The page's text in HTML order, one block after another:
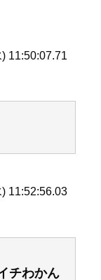
11:50:07.71
11:52:56.03
チわかん